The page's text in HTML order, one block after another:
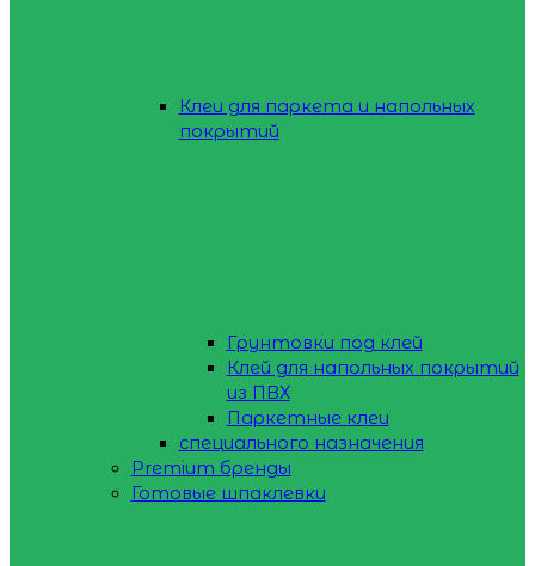
Клеи для паркета и напольных
покрытий
Грунтовки под клей
Клей для напольных покрытий
из ПВХ
Паркетные клеи
специального назначения
Premium бренды
Готовые шпаклевки